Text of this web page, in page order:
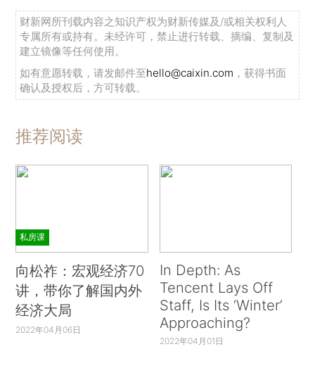
财新网所刊载内容之知识产权为财新传媒及/或相关权利人
专属所有或持有。未经许可，禁止进行转载、摘编、复制及
建立镜像等任何使用。
如有意愿转载，请发邮件至hello@caixin.com ，获得书面
确认及授权后，方可转载。
推荐阅读
私房课
向松祚：宏观经济70
讲，带你了解国内外
经济大局
2022年04月06日
In Depth: As
Tencent Lays Off
Staff, Is Its ‘Winter’
Approaching?
2022年04月01日